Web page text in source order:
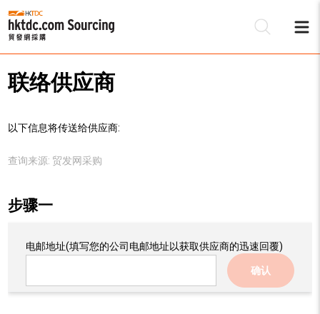
联络供应商
以下信息将传送给供应商:
查询来源: 贸发网采购
步骤一
电邮地址(填写您的公司电邮地址以获取供应商的迅速回覆)
确认